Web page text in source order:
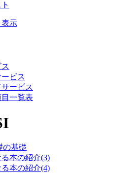
示
ビス
ービス
一覧表
の基礎
本の紹介(3)
本の紹介(4)